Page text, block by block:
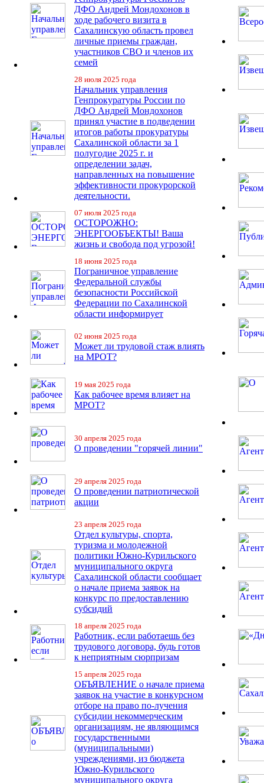
ДФО Андрей Мондохонов в
ходе рабочего визита в
Сахалинскую область провел
личные приемы граждан,
участников СВО и членов их
семей
28 июля 2025 года
Начальник управления
Генпрокуратуры России по
ДФО Андрей Мондохонов
принял участие в подведении
итогов работы прокуратуры
Сахалинской области за 1
полугодие 2025 г. и
определении задач,
направленных на повышение
эффективности прокурорской
деятельности.
07 июля 2025 года
ОСТОРОЖНО:
ЭНЕРГООБЪЕКТЫ! Ваша
жизнь и свобода под угрозой!
18 июня 2025 года
Пограничное управление
Федеральной службы
безопасности Российской
Федерации по Сахалинской
области информирует
02 июня 2025 года
Может ли трудовой стаж влиять
на МРОТ?
19 мая 2025 года
Как рабочее время влияет на
МРОТ?
30 апреля 2025 года
О проведении "горячей линии"
29 апреля 2025 года
О проведении патриотической
акции
23 апреля 2025 года
Отдел культуры, спорта,
туризма и молодежной
политики Южно-Курильского
муниципального округа
Сахалинской области сообщает
о начале приема заявок на
конкурс по предоставлению
субсидий
18 апреля 2025 года
Работник, если работаешь без
трудового договора, будь готов
к неприятным сюрпризам
15 апреля 2025 года
ОБЪЯВЛЕНИЕ о начале приема
заявок на участие в конкурсном
отборе на право по-лучения
субсидии некоммерческим
организациям, не являющимся
государственными
(муниципальными)
учреждениями, из бюджета
Южно-Курильского
муниципального округа